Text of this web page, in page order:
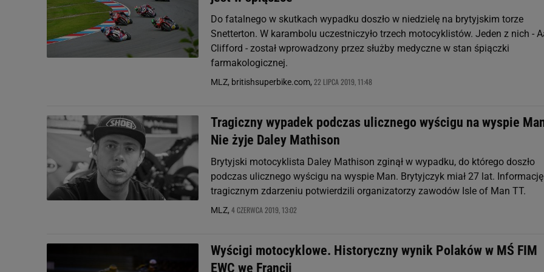
Do fatalnego w skutkach wypadku doszło w niedzielę na brytyjskim torze
Snetterton. W karambolu uczestniczyło trzech motocyklistów. Jeden z nich -
Clifford - został wprowadzony przez służby medyczne w stan śpiączki
farmakologicznej.
MLZ, britishsuperbike.com, 22 LIPCA 2019, 11:48
Tragiczny wypadek podczas ulicznego wyścigu na wyspie
Nie żyje Daley Mathison
Brytyjski motocyklista Daley Mathison zginął w wypadku, do którego doszło
podczas ulicznego wyścigu na wyspie Man. Brytyjczyk miał 27 lat.
tragicznym zdarzeniu potwierdzili organizatorzy zawodów Isle of Man TT.
MLZ, 4 CZERWCA 2019, 13:02
Wyścigi motocyklowe. Historyczny wynik Polaków w MŚ FIM
EWC we Francji